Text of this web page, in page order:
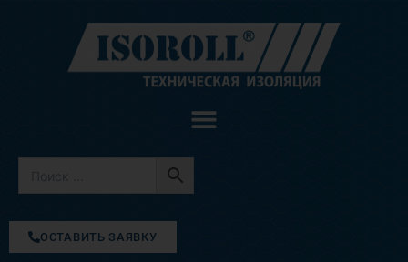
содержимому
ОСТАВИТЬ ЗАЯВКУ